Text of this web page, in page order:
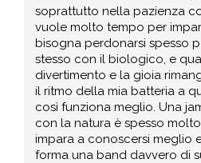
soprattutto nella pazienza
vuole molto tempo per
bisogna perdonarsi spesso
stesso con il biologico, e
divertimento e la gioia
il ritmo della mia batteria a
così funziona meglio. Una
con la natura è spesso
impara a conoscersi meglio
forma una band davvero di